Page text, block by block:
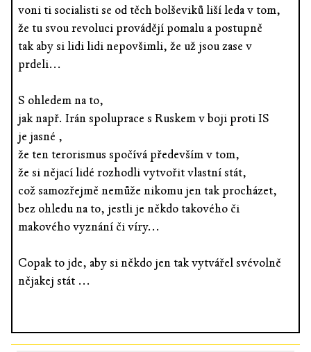
voni ti socialisti se od těch bolševiků liší leda v tom,
že tu svou revoluci provádějí pomalu a postupně
tak aby si lidi lidi nepovšimli, že už jsou zase v
prdeli...
S ohledem na to,
jak např. Irán spoluprace s Ruskem v boji proti IS
je jasné ,
že ten terorismus spočívá především v tom,
že si nějací lidé rozhodli vytvořit vlastní stát,
což samozřejmě nemůže nikomu jen tak procházet,
bez ohledu na to, jestli je někdo takového či
makového vyznání či víry...
Copak to jde, aby si někdo jen tak vytvářel svévolně
nějakej stát ...